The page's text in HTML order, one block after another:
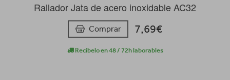
Rallador Jata de acero inoxidable AC32
Comprar 7,69€
Recíbelo en 48 / 72h laborables